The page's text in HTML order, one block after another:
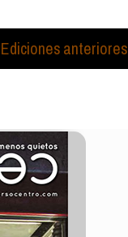
Ediciones anteriores